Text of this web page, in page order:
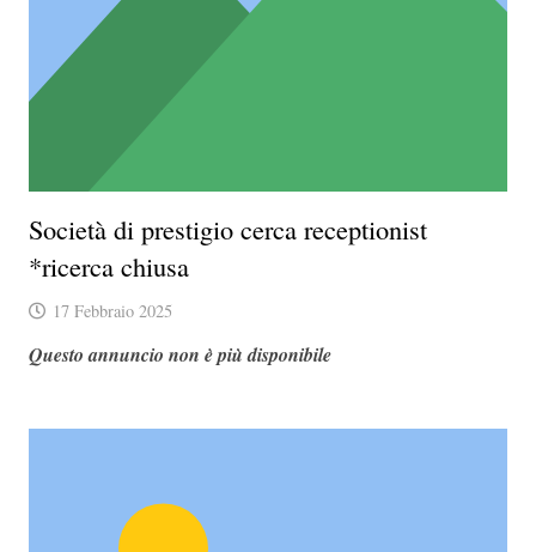
Società di prestigio cerca receptionist
*ricerca chiusa
17 Febbraio 2025
Questo annuncio non è più disponibile